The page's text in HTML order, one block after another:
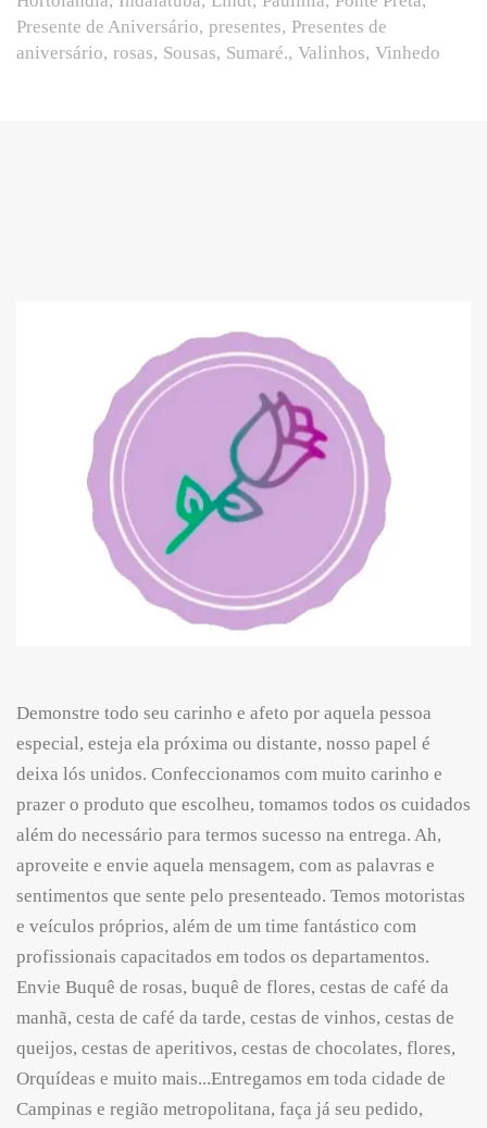
Presente de Aniversário presentes Presentes de
aniversário rosas Sousas Sumaré. Valinhos Vinhedo
Demonstre todo seu carinho e afeto por aquela pessoa
especial, esteja ela próxima ou distante, nosso papel é
deixa lós unidos. Confeccionamos com muito carinho e
prazer o produto que escolheu, tomamos todos os cuidados
além do necessário para termos sucesso na entrega. Ah,
aproveite e envie aquela mensagem, com as palavras e
sentimentos que sente pelo presenteado. Temos motoristas
e veículos próprios, além de um time fantástico com
profissionais capacitados em todos os departamentos.
Envie Buquê de rosas, buquê de flores, cestas de café da
manhã, cesta de café da tarde, cestas de vinhos, cestas de
queijos, cestas de aperitivos, cestas de chocolates, flores,
Orquídeas e muito mais...Entregamos em toda cidade de
Campinas e região metropolitana, faça já seu pedido,